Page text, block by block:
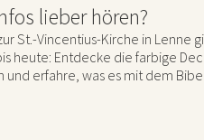
lieber hören?
St.-Vincentius-Kirche in Lenne
heute: Entdecke die farbige
erfahre, was es mit dem